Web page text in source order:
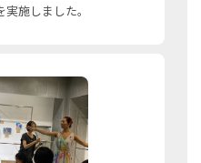
施しました。